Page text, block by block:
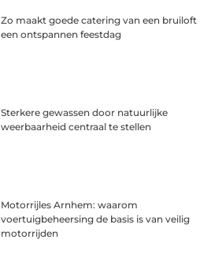
Zo maakt goede catering van een bruiloft
een ontspannen feestdag
Sterkere gewassen door natuurlijke
weerbaarheid centraal te stellen
Motorrijles Arnhem: waarom
voertuigbeheersing de basis is van veilig
motorrijden